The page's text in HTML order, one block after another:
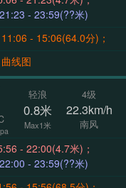
)；21:23 - 23:59(??米)
- 15:06(64.0分)；
曲线图
轻浪
0.8米
Max1米
4级
22.3km/h
南风
15:56 - 22:00(4.7米)；
)；22:00 - 23:59(??米)